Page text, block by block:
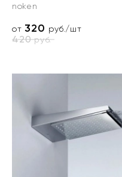
noken
от320 руб./шт
420руб.